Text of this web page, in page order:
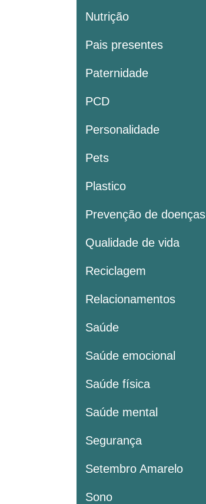
Nutrição
Pais presentes
Paternidade
PCD
Personalidade
Pets
Plastico
Prevenção de doenças
Qualidade de vida
Reciclagem
Relacionamentos
Saúde
Saúde emocional
Saúde física
Saúde mental
Segurança
Setembro Amarelo
Sono